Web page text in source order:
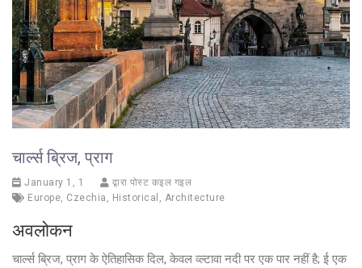
चार्ल्स ब्रिज, प्राग
January 1, 1
द्वारा पोस्ट कइल गइल
Europe, Czechia , Historical , Architecture
अवलोकन
चार्ल्स ब्रिज, प्राग के ऐतिहासिक दिल, केवल व्ल्टावा नदी पर एक पार नहीं है; ई एक